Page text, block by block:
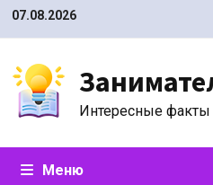
Перейти
07.08.2026
Интересные факты
Меню